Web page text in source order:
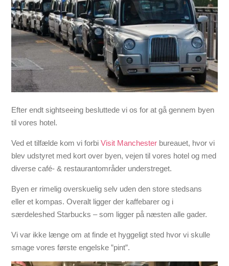
Efter endt sightseeing besluttede vi os for at gå gennem byen
til vores hotel.
Ved et tilfælde kom vi forbiVisit Manchester bureauet, hvor vi
blev udstyret med kort over byen, vejen til vores hotel og med
diverse café- & restaurantområder understreget.
Byen er rimelig overskuelig selv uden den store stedsans
eller et kompas. Overalt ligger der kaffebarer og i
særdeleshed Starbucks – som ligger på næsten alle gader.
Vi var ikke længe om at finde et hyggeligt sted hvor vi skulle
smage vores første engelske ”pint”.